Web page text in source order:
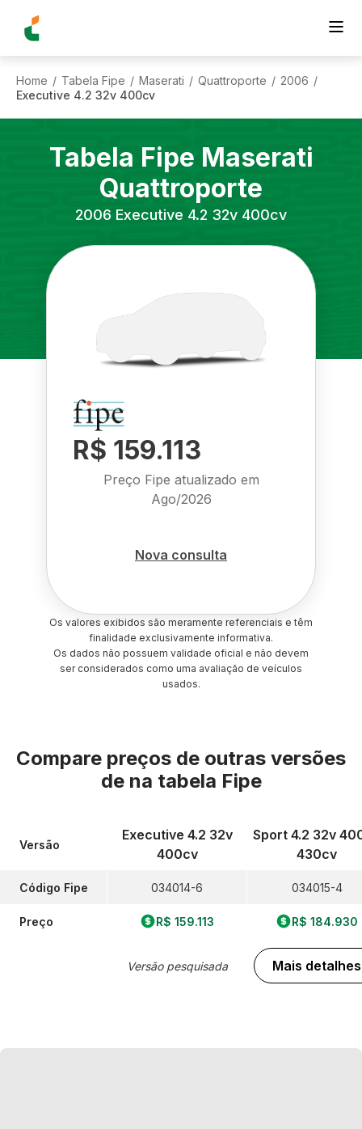
Home / Tabela Fipe / Maserati / Quattroporte / 2006 /
Executive 4.2 32v 400cv
Tabela Fipe Maserati
Quattroporte
2006 Executive 4.2 32v 400cv
R$ 159.113
Preço Fipe atualizado em
Ago/2026
Nova consulta
Os valores exibidos são meramente referenciais e têm
finalidade exclusivamente informativa.
Os dados não possuem validade oficial e não devem
ser considerados como uma avaliação de veículos
usados.
Compare preços de outras versões
de na tabela Fipe
Versão
Código Fipe
Preço
Executive 4.2 32v
400cv
034014-6
R$ 159.113
Versão pesquisada
Sport 4.2 32v
430cv
034015-4
R$ 184.930
Mais detalhes